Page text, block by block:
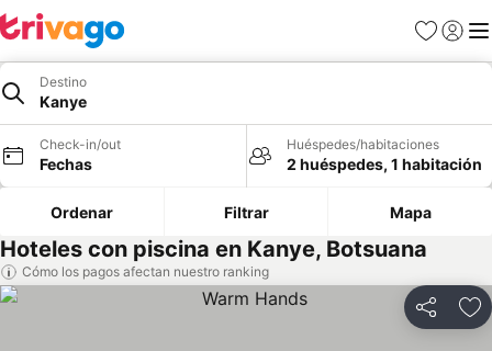
Favoritos
Iniciar
Destino
Kanye
Check-in/out
Fechas
Huéspedes/habitaciones
2 huéspedes, 1 habitación
Ordenar Filtrar Mapa
Hoteles con piscina en Kanye, Botsuana
Cómo los pagos afectan nuestro ranking
Compartir